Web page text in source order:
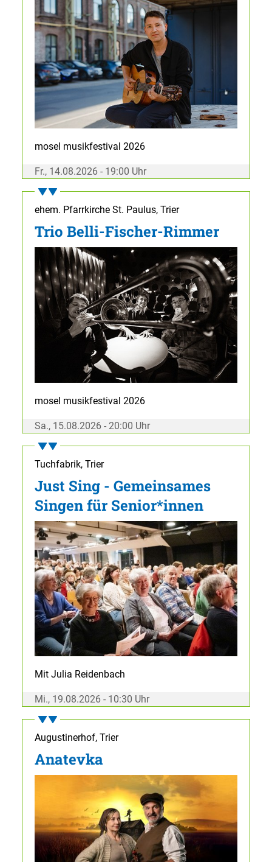
mosel musikfestival 2026
Fr., 14.08.2026 - 19:00 Uhr
ehem. Pfarrkirche St. Paulus, Trier
Trio Belli-Fischer-Rimmer
mosel musikfestival 2026
Sa., 15.08.2026 - 20:00 Uhr
Tuchfabrik, Trier
Just Sing - Gemeinsames
Singen für Senior*innen
Mit Julia Reidenbach
Mi., 19.08.2026 - 10:30 Uhr
Augustinerhof, Trier
Anatevka